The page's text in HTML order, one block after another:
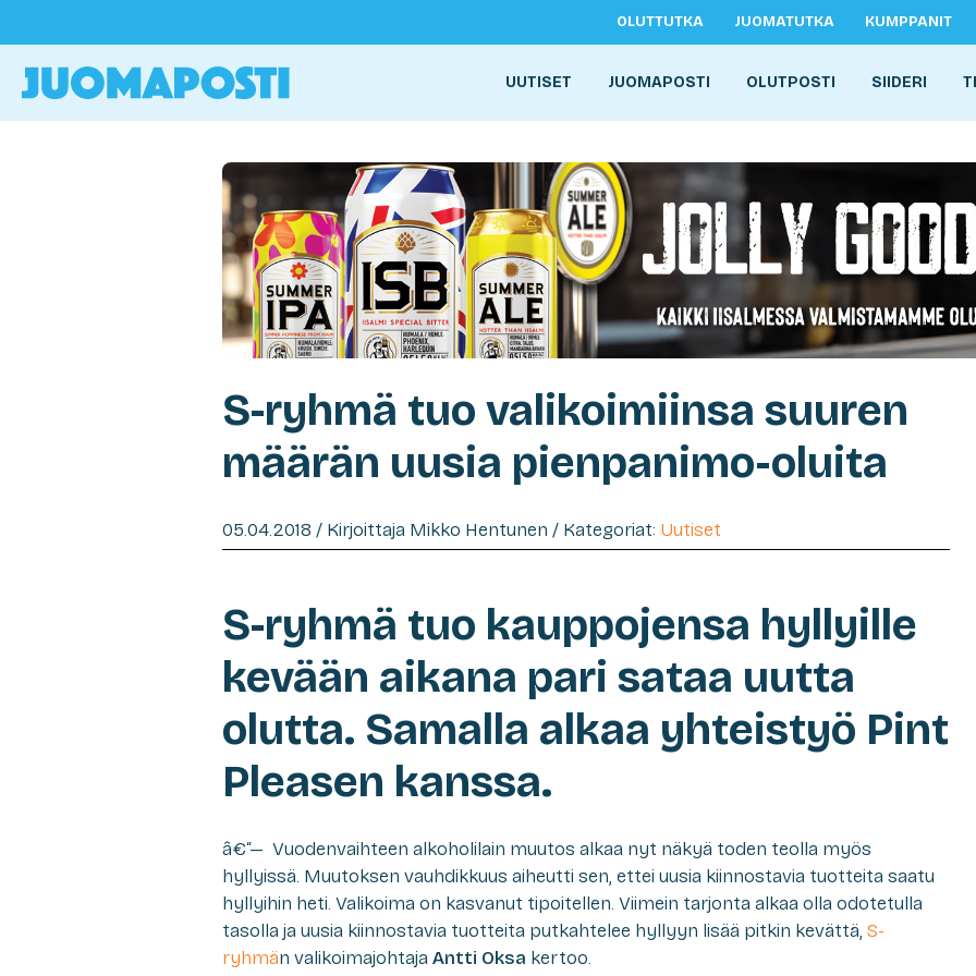
OLUTTUTKA JUOMATUTKA KUMPPANIT
UUTISET JUOMAPOSTI OLUTPOSTI SIIDERI
S-ryhmä tuo valikoimiinsa suuren
määrän uusia pienpanimo-oluita
05.04.2018 / Kirjoittaja Mikko Hentunen / Kategoriat: Uutiset
S-ryhmä tuo kauppojensa hyllyille
kevään aikana pari sataa uutta
olutta. Samalla alkaa yhteistyö Pint
Pleasen kanssa.
â€“— Vuodenvaihteen alkoholilain muutos alkaa nyt näkyä toden teolla myös
hyllyissä. Muutoksen vauhdikkuus aiheutti sen, ettei uusia kiinnostavia tuotteita saatu
hyllyihin heti. Valikoima on kasvanut tipoitellen. Viimein tarjonta alkaa olla odotetulla
tasolla ja uusia kiinnostavia tuotteita putkahtelee hyllyyn lisää pitkin kevättä, S-
ryhmän valikoimajohtaja Antti Oksa kertoo.